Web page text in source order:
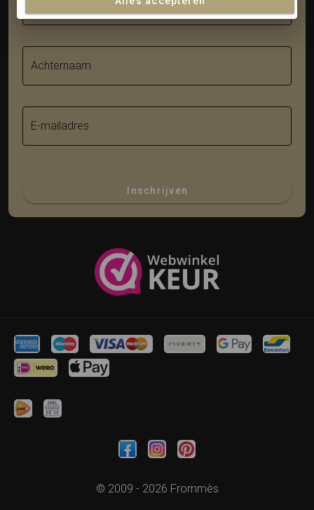
Achternaam
E-mailadres
Inschrijven
© 2009 - 2026 Frommès